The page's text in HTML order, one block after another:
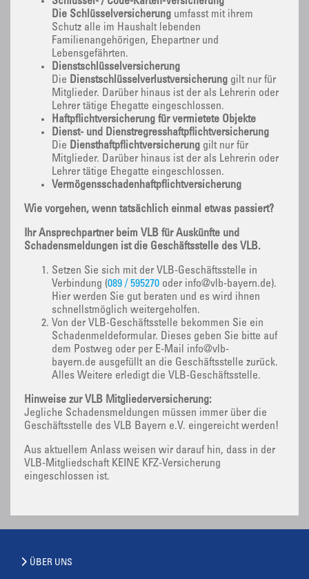
Die Schlüsselversicherung umfasst mit ihrem
Schutz alle im Haushalt lebenden
Familienangehörigen, Ehepartner und
Lebensgefährten.
Dienstschlüsselversicherung
Die Dienstschlüsselverlustversicherung gilt nur für
Mitglieder. Darüber hinaus ist der als Lehrerin oder
Lehrer tätige Ehegatte eingeschlossen.
Haftpflichtversicherung für vermietete Objekte
Dienst- und Dienstregresshaftpflichtversicherung
Die Diensthaftpflichtversicherung gilt nur für
Mitglieder. Darüber hinaus ist der als Lehrerin oder
Lehrer tätige Ehegatte eingeschlossen.
Vermögensschadenhaftpflichtversicherung
Wie vorgehen, wenn tatsächlich einmal etwas passiert?
Ihr Ansprechpartner beim VLB für Auskünfte und
Schadensmeldungen ist die Geschäftsstelle des VLB.
Setzen Sie sich mit der VLB-Geschäftsstelle in
Verbindung (089 / 595270 oder info@vlb-bayern.de).
Hier werden Sie gut beraten und es wird ihnen
schnellstmöglich weitergeholfen.
Von der VLB-Geschäftsstelle bekommen Sie ein
Schadenmeldeformular. Dieses geben Sie bitte auf
dem Postweg oder per E-Mail info@vlb-
bayern.de ausgefüllt an die Geschäftsstelle zurück.
Alles Weitere erledigt die VLB-Geschäftsstelle.
Hinweise zur VLB Mitgliederversicherung:
Jegliche Schadensmeldungen müssen immer über die
Geschäftsstelle des VLB Bayern e.V. eingereicht werden!
Aus aktuellem Anlass weisen wir darauf hin, dass in der
VLB-Mitgliedschaft KEINE KFZ-Versicherung
eingeschlossen ist.
ÜBER UNS